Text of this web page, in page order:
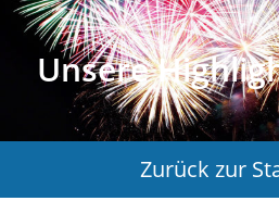
Unsere
Zurück zur